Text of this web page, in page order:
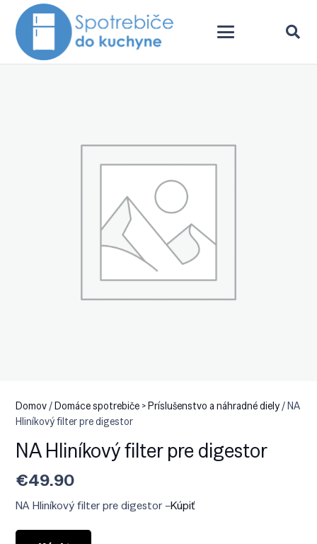
Domov/Domáce spotrebiče > Príslušenstvo a náhradné diely/ NA
Hliníkový filter pre digestor
NA Hliníkový filter pre digestor
€49.90
NA Hliníkový filter pre digestor –Kúpiť